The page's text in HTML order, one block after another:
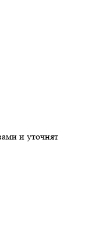
и уточнят